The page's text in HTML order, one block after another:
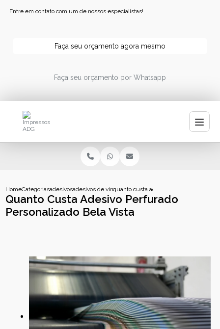
Entre em contato com um de nossos especialistas!
Faça seu orçamento agora mesmo
Faça seu orçamento por Whatsapp
HomeCategoriasadesivosadesivos de vinilquanto custa adesivo perfurado
Quanto Custa Adesivo Perfurado
Personalizado Bela Vista